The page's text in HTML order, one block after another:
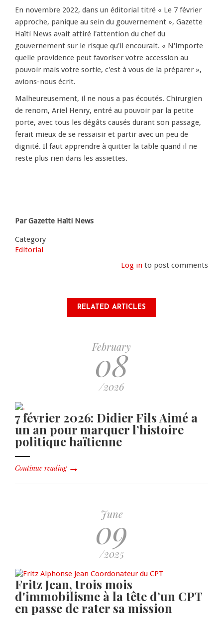
En novembre 2022, dans un éditorial titré « Le 7 février
approche, panique au sein du gouvernement », Gazette
Haïti News avait attiré l'attention du chef du
gouvernement sur le risque qu'il encourait. « N'importe
quelle providence peut favoriser votre accession au
pouvoir mais votre sortie, c'est à vous de la préparer »,
avions-nous écrit.
Malheureusement, il ne nous a pas écoutés. Chirurgien
de renom, Ariel Henry, entré au pouvoir par la petite
porte, avec tous les dégâts causés durant son passage,
ferait mieux de se ressaisir et partir avec un peu de
dignité. Il faut apprendre à quitter la table quand il ne
reste plus rien dans les assiettes.
Par Gazette Haïti News
Category
Editorial
Log in to post comments
RELATED ARTICLES
February
08
/2026
7 février 2026: Didier Fils Aimé a
un an pour marquer l’histoire
politique haïtienne
Continue reading
June
09
/2025
Fritz Jean, trois mois
d'immobilisme à la tête d’un CPT
en passe de rater sa mission